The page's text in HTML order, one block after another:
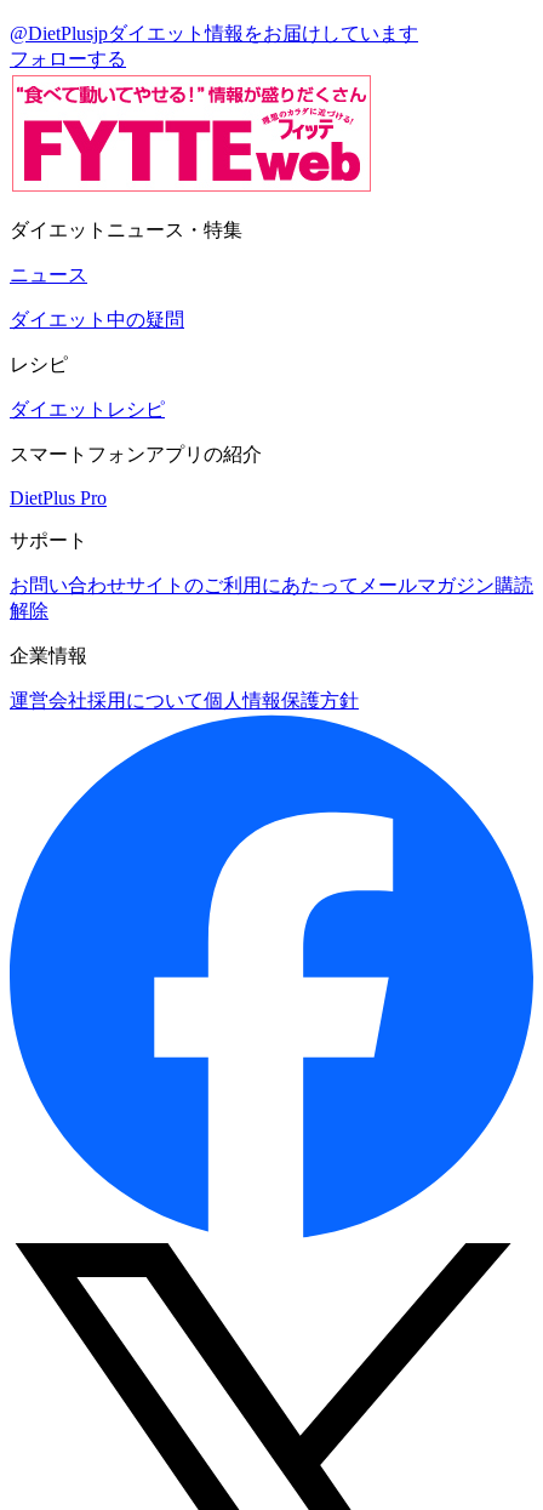
@DietPlusjpダイエット情報をお届けしています
フォローする
ダイエットニュース・特集
ニュース
ダイエット中の疑問
レシピ
ダイエットレシピ
スマートフォンアプリの紹介
DietPlus Pro
サポート
お問い合わせサイトのご利用にあたって メールマガジン購読
解除
企業情報
運営会社採用について個人情報保護方針